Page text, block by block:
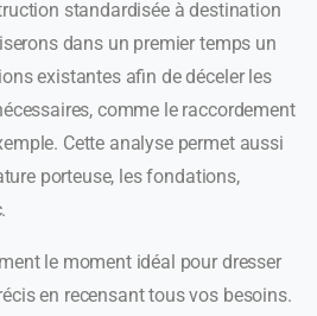
standardisée à destination
dans un premier temps un
existantes afin de déceler les
comme le raccordement
Cette analyse permet aussi
porteuse, les fondations,
le moment idéal pour dresser
en recensant tous vos besoins.